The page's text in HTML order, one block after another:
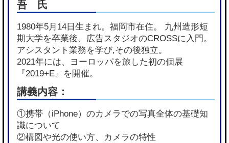
吾 氏
1980年5月14日生まれ。福岡市在住。 九州造形短
期大学を卒業後、広告スタジオのCROSSに入門。
アシスタント業務を学び,その後独立。
2021年には、ヨーロッパを旅した初の個展
『2019+E』を開催。
講義内容：
①携帯（iPhone）のカメラでの写真全体の基礎知
識について
②構図や光の使い方、カメラの特性